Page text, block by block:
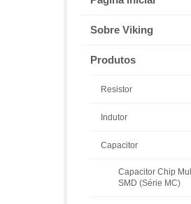
Sobre Viking
Produtos
Resistor
Indutor
Capacitor
Capacitor Chip
SMD (Série MC)